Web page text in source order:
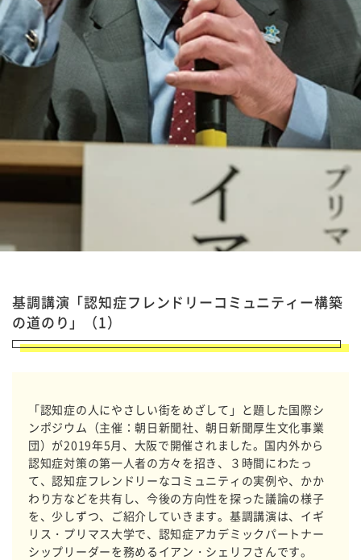
基調講演「認知症フレンドリーコミュニティー構築
の道のり」（1）
「認知症の人にやさしい街をめざして」と題した国際シ
ンポジウム（主催：朝日新聞社、朝日新聞厚生文化事業
団）が2019年5月、大阪で開催されました。国内外から
認知症対策の第一人者の方々を招き、３時間にわたっ
て、認知症フレンドリーなコミュニティの実例や、かか
わり方などを共有し、今後の方向性を探った議論の様子
を、少しずつ、ご紹介していきます。基調講演は、イギ
リス・プリマス大学で、認知症アカデミックパートナー
シップリーダーを務めるイアン・シェリフさんです。